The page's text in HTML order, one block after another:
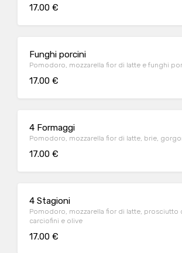
17.00 €
Funghi porcini
Pomodoro, mozzarella fior di latte e funghi
17.00 €
4 Formaggi
Pomodoro, mozzarella fior di latte, brie,
17.00 €
4 Stagioni
Pomodoro, mozzarella fior di latte, prosciutto
carciofini e olive
17.00 €